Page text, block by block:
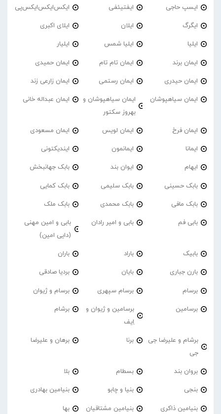
ایسپ حاجی ایفتیئفی ایکس‌ایکس‌ایکس‌پی
ایگرگ ایلان ایلای اکبری
ایلیا ایلیا شمس ایلیار
ایمان برند ایمان تام تام ایمان حمیدی
ایمان حیدری ایمان رستمی ایمان زارعی زند
ایمان سیاهپوشان
ایمان سیاهپوشان و
بهروز سکتور
ایمان عبداله خانی
ایمان فرخ ایمان لویس ایمان مسعودی
ایمانا ایمانمون ایندیکتونی
ایهام ایوان بند بابک جهانبخش
بابک حسینی بابک سلیمی بابک کمایی
بابک مافی بابک محمدی بابک ملک
بابی فم بابی و امیر رادان
بابی و امین مهنی
(دایی امین)
بابیک باراد باران
بارن جباری بایان بردیا صادقی
برسام برسام سپهری برسام و ژیوان
برسامین
برسامین و ژیوان و
اِیف
برشام
برشام و علیرضا جی
جی
برنا برهان و علیرضا
بروان بند بسطام بلا
بنجی بنیا و چابو بنیامین بهادری
بنیامین ذاکری بنیامین مشتاقیان بها